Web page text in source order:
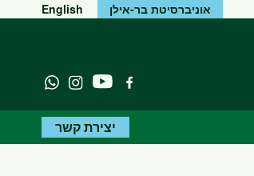
אוניברסיטת בר-אילן English
פייסבוקיוטיוב Instagram
יצירת קשר